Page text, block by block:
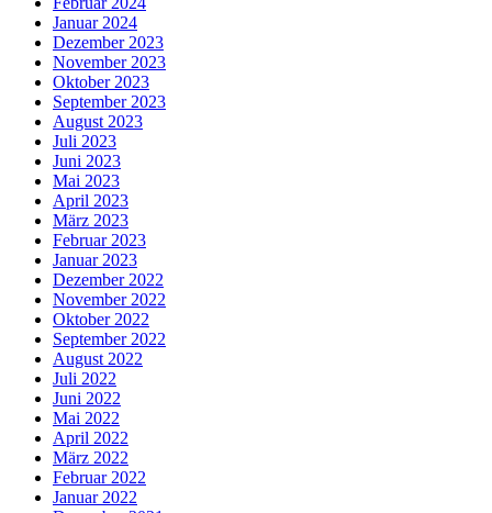
Januar 2024
Dezember 2023
November 2023
Oktober 2023
September 2023
August 2023
Juli 2023
Juni 2023
Mai 2023
April 2023
März 2023
Februar 2023
Januar 2023
Dezember 2022
November 2022
Oktober 2022
September 2022
August 2022
Juli 2022
Juni 2022
Mai 2022
April 2022
März 2022
Februar 2022
Januar 2022